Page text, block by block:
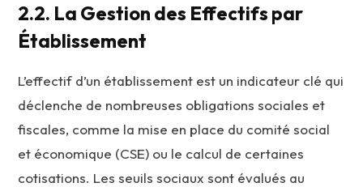
2.2. La Gestion des Effectifs par
Établissement
L’effectif d’un établissement est un indicateur clé qui
déclenche de nombreuses obligations sociales et
fiscales, comme la mise en place du comité social
et économique (CSE) ou le calcul de certaines
cotisations. Les seuils sociaux sont évalués au